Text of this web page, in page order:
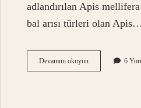
adlandırılan Apis
bal arısı türleri olan Apis…
Devamını okuyunBal
Üreten
6